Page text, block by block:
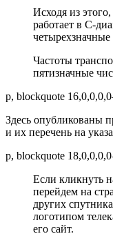
Исходя из
работает в С-
Частоты
пятизначные
p, blockquote
Здесь опубликованы
и их перечень на
p, blockquote
Если кликнуть
перейдем на
других
логотипом
его сайт.